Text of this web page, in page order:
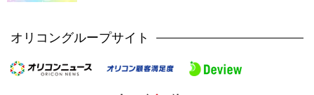
オリコングループサイト